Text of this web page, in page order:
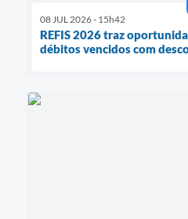
08 JUL 2026 - 15h42
REFIS 2026 traz
débitos vencidos com